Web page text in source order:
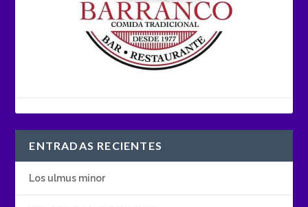
ENTRADAS RECIENTES
Los ulmus minor